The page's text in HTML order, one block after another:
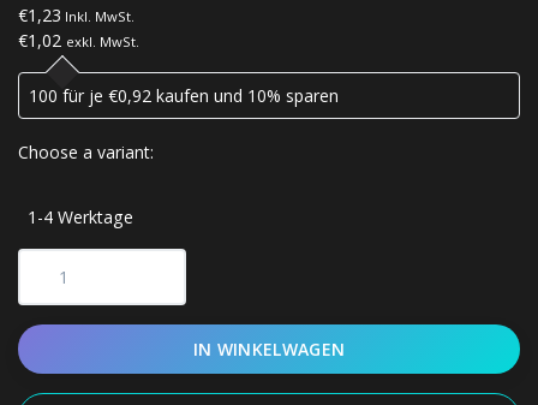
€1,23 Inkl. MwSt.
€1,02 exkl. MwSt.
100 für je €0,92 kaufen und 10% sparen
Choose a variant:
1-4 Werktage
IN WINKELWAGEN